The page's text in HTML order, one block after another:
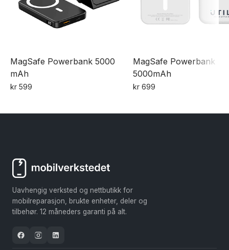
MagSafe Powerbank 5000
mAh
kr 599
produktet
Alternativene
kan
velges
på
MagSafe Powerbank
5000mAh
kr699
Uavhengig verksted og nettbutikk for
mobilreparasjon, brukte enheter, deler og
tilbehør. 12 måneders garanti på alt.